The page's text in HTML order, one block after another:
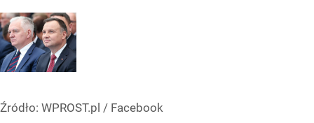
Źródło: WPROST.pl / Facebook